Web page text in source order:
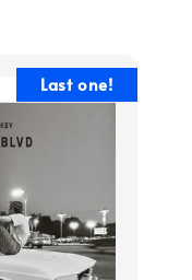
Last one!